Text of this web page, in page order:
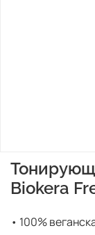
Biokera
• 100%